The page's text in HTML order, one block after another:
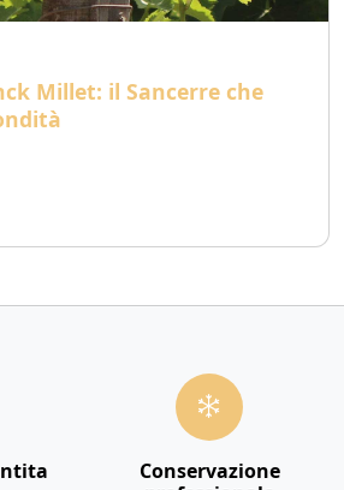
Millet: il Sancerre che
Conservazione